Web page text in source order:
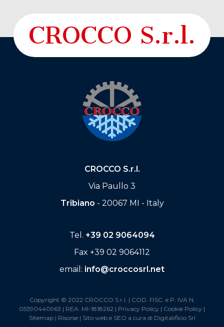
CROCCO S.r.l.
CROCCO S.r.l.
Via Paullo 3
Tribiano - 20067 MI - Italy
Tel. +39 02 9064094
Fax +39 02 9064112
email: info@croccosrl.net
Copyright © 2022 CROCCO S.r.l. | COD. FISC. e P. IVA N.
05390440963 | REA: MI-1818262 | Privacy Policy | Cookie Policy |
Sitemap| Risorse| Sito web e SEO a cura di Digitalificio Srl